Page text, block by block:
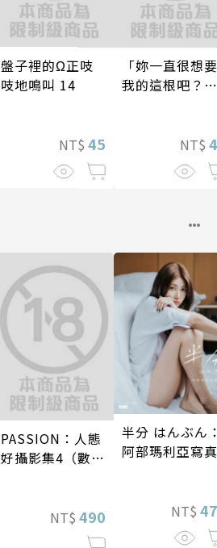
盤子裡的Ω正吱
吱地鳴叫 14
NT$ 45
「妳一直很想要
我的這根吧？」
續絕頂升天一個
月(第15話)
NT$
PASSION：人態
好攝影集4（數位
NT$ 490
半分 はんぶん
阿部瑪利亞寫真
NT$